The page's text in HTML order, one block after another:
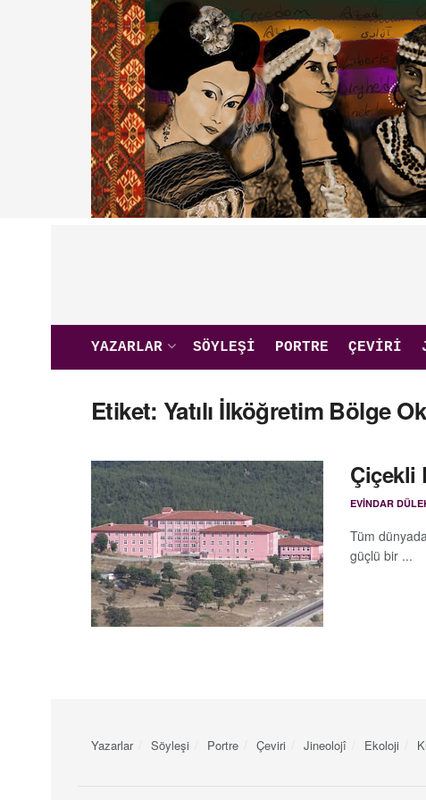
YAZARLAR SÖYLEŞI PORTRE ÇEVIRI
Etiket: Yatılı İlköğretim Bölge
Çiçekli
EVINDAR
Tüm
güçlü bir ...
Yazarlar Söyleşi Portre Çeviri Jineolojî Ekoloji